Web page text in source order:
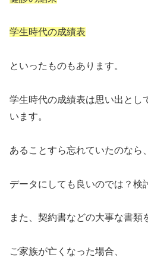
学生時代の成績表
といったものもあります。
学生時代の成績表は思い出とし
います。
あることすら忘れていたのなら、
データにしても良いのでは？検
また、契約書などの大事な書類
ご家族が亡くなった場合、